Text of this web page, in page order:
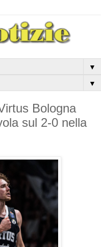
▼
▼
Bologna
sul 2-0 nella